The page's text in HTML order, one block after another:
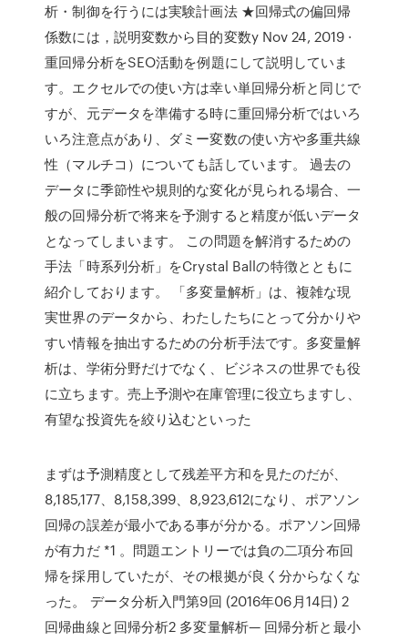
析・制御を行うには実験計画法 ★回帰式の偏回帰
係数には，説明変数から目的変数y Nov 24, 2019 ·
重回帰分析をSEO活動を例題にして説明していま
す。エクセルでの使い方は幸い単回帰分析と同じで
すが、元データを準備する時に重回帰分析ではいろ
いろ注意点があり、ダミー変数の使い方や多重共線
性（マルチコ）についても話しています。 過去の
データに季節性や規則的な変化が見られる場合、一
般の回帰分析で将来を予測すると精度が低いデータ
となってしまいます。 この問題を解消するための
手法「時系列分析」をCrystal Ballの特徴とともに
紹介しております。 「多変量解析」は、複雑な現
実世界のデータから、わたしたちにとって分かりや
すい情報を抽出するための分析手法です。多変量解
析は、学術分野だけでなく、ビジネスの世界でも役
に立ちます。売上予測や在庫管理に役立ちますし、
有望な投資先を絞り込むといった
まずは予測精度として残差平方和を見たのだが、
8,185,177、8,158,399、8,923,612になり、ポアソン
回帰の誤差が最小である事が分かる。ポアソン回帰
が有力だ *1 。問題エントリーでは負の二項分布回
帰を採用していたが、その根拠が良く分からなくな
った。 データ分析入門第9回 (2016年06月14日) 2
回帰曲線と回帰分析2 多変量解析— 回帰分析と最小